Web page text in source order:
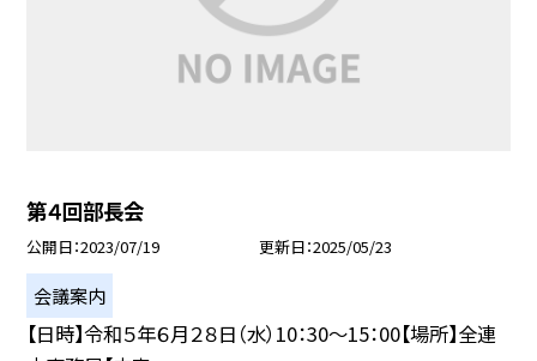
第４回部長会
公開日 2023/07/19 更新日 2025/05/23
会議案内
【日時】令和５年６月２８日（水）10：30〜15：00【場所】全連